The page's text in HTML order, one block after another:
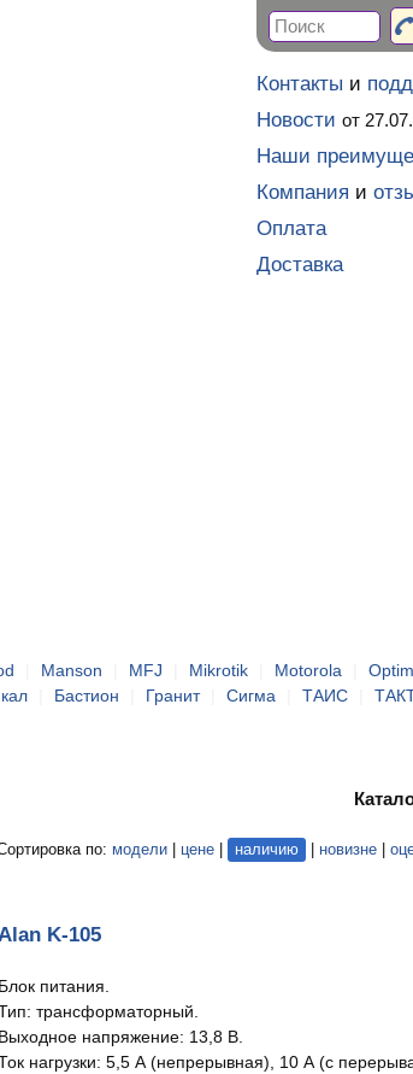
Manson MFJ Mikrotik Motorola Optim
Бастион Гранит Сигма ТАИС
по: модели цене наличию новизне
K-105
Блок питания.
трансформаторный.
Выходное напряжение: 13,8 В.
нагрузки: 5,5 А (непрерывная), 10 А (с
Контакты и
Новости от
Наши
Компания и
Оплата
Доставка